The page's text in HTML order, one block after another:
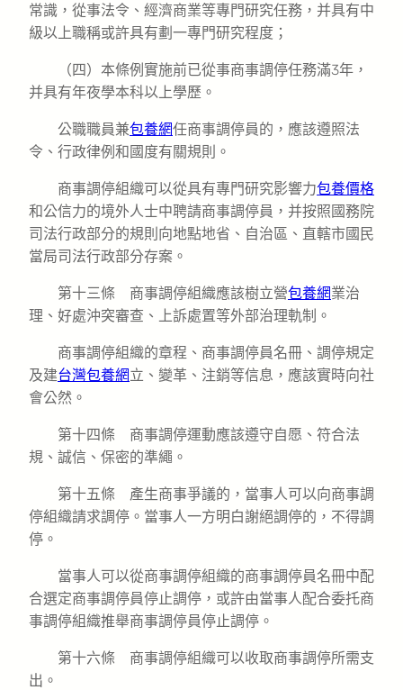
常識，從事法令、經濟商業等專門研究任務，并具有中
級以上職稱或許具有劃一專門研究程度；
（四）本條例實施前已從事商事調停任務滿3年，
并具有年夜學本科以上學歷。
公職職員兼包養網任商事調停員的，應該遵照法
令、行政律例和國度有關規則。
商事調停組織可以從具有專門研究影響力包養價格
和公信力的境外人士中聘請商事調停員，并按照國務院
司法行政部分的規則向地點地省、自治區、直轄市國民
當局司法行政部分存案。
第十三條 商事調停組織應該樹立營包養網業治
理、好處沖突審查、上訴處置等外部治理軌制。
商事調停組織的章程、商事調停員名冊、調停規定
及建台灣包養網立、變革、注銷等信息，應該實時向社
會公然。
第十四條 商事調停運動應該遵守自愿、符合法
規、誠信、保密的準繩。
第十五條 產生商事爭議的，當事人可以向商事調
停組織請求調停。當事人一方明白謝絕調停的，不得調
停。
當事人可以從商事調停組織的商事調停員名冊中配
合選定商事調停員停止調停，或許由當事人配合委托商
事調停組織推舉商事調停員停止調停。
第十六條 商事調停組織可以收取商事調停所需支
出。